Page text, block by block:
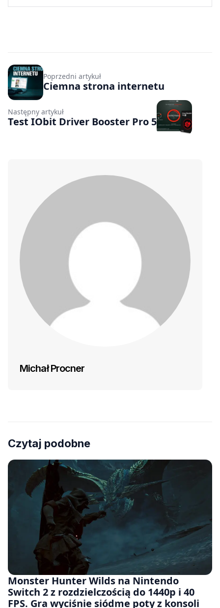
Poprzedni artykuł
Ciemna strona internetu
Następny artykuł
Test IObit Driver Booster Pro 5
Michał Procner
Czytaj podobne
Monster Hunter Wilds na Nintendo
Switch 2 z rozdzielczością do 1440p i 40
FPS. Gra wyciśnie siódme poty z konsoli